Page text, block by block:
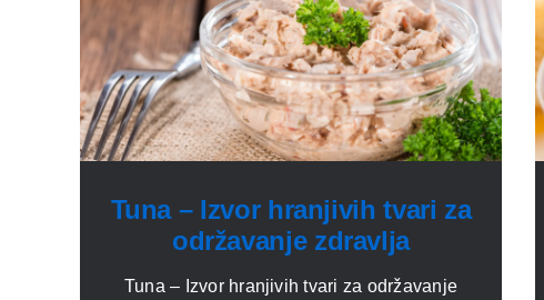
Tuna – Izvor hranjivih tvari za
održavanje zdravlja
Tuna – Izvor hranjivih tvari za održavanje